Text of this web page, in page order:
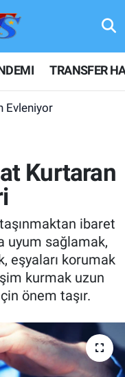
TRANSFER
Ağır Hasar
Kurtaran
ibaret
uyum sağlamak,
eşyaları korumak
kurmak uzun
önem taşır.